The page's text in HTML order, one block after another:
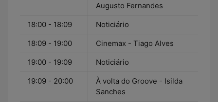
Augusto Fernandes
18:00 - 18:09 Noticiário
18:09 - 19:00 Cinemax - Tiago Alves
19:00 - 19:09 Noticiário
19:09 - 20:00
À volta do Groove - Isilda
Sanches